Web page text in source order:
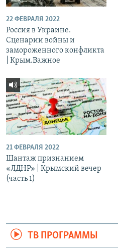
22 ФЕВРАЛЯ 2022
Россия в Украине.
Сценарии войны и
замороженного конфликта
| Крым.Важное
21 ФЕВРАЛЯ 2022
Шантаж признанием
«ЛДНР» | Крымский вечер
(часть 1)
ТВ ПРОГРАММЫ